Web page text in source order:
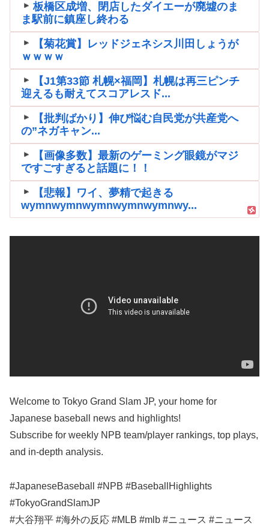
板橋区成増、閉店したダイエーが廃墟のま
ま駅前に鎮座し終わる
【菊花賞】レッドジェネシス川田しょうが
ｗｗｗｗ
【J1第33節 札幌×福岡】札幌は再三ピンチ
迎えるも耐えてスコアレスド...
【批判ばかり】伸び悩む自民党が共産党へ
の”ネガキャン...
【画像多数】最新のゲーミング眼鏡がマジ
ですごすぎると話題に！！
【悲報】ワイ、夢精で起きる
wymnwymnwymnwymnwymnwy...
Welcome to Tokyo Grand Slam JP, your home for
Japanese baseball news and highlights!
Subscribe for weekly NPB team/player rankings, top plays,
and in-depth analysis.
#JapaneseBaseball #NPB #BaseballHighlights
#TokyoGrandSlamJP
#大谷翔平 #海外の反応 #MLB #mlb #ニュース #ニュース